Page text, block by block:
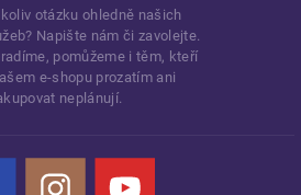
otázku ohledně našich
Napište nám či zavolejte.
pomůžeme i těm, kteří
e-shopu prozatím ani
neplánují.
Instagram YouTube